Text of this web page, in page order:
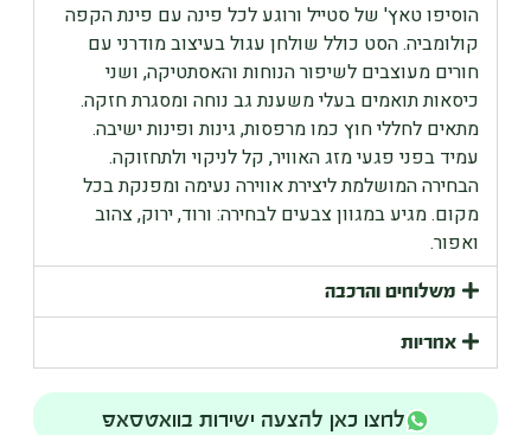
הוסיפו טאץ' של סטייל ורוגע לכל פינה עם פינת הקפה
קולומביה. הסט כולל שולחן עגול בעיצוב מודרני עם
חורים מעוצבים לשיפור הנוחות והאסתטיקה, ושני
כיסאות תואמים בעלי משענת גב נוחה ומסגרת חזקה.
מתאים לחללי חוץ כמו מרפסות, גינות ופינות ישיבה.
עמיד בפני פגעי מזג האוויר, קל לניקוי ולתחזוקה.
הבחירה המושלמת ליצירת אווירה נעימה ומפנקת בכל
מקום. מגיע במגוון צבעים לבחירה: ורוד, ירוק, צהוב
ואפור.
משלוחים והרכבה
אחריות
לחצו כאן להצעה ישירות בוואטסאפ